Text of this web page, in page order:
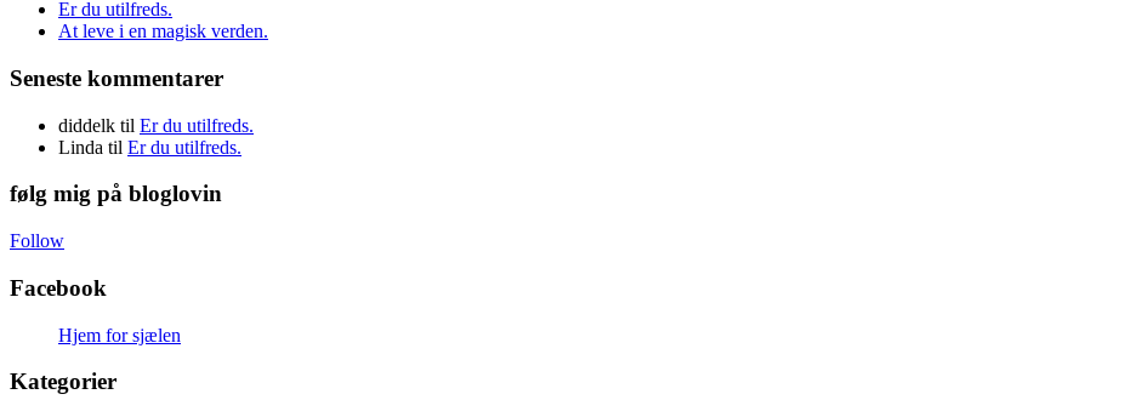
Er du utilfreds.
At leve i en magisk verden.
Seneste kommentarer
diddelk til Er du utilfreds.
Linda til Er du utilfreds.
følg mig på bloglovin
Follow
Facebook
Hjem for sjælen
Kategorier